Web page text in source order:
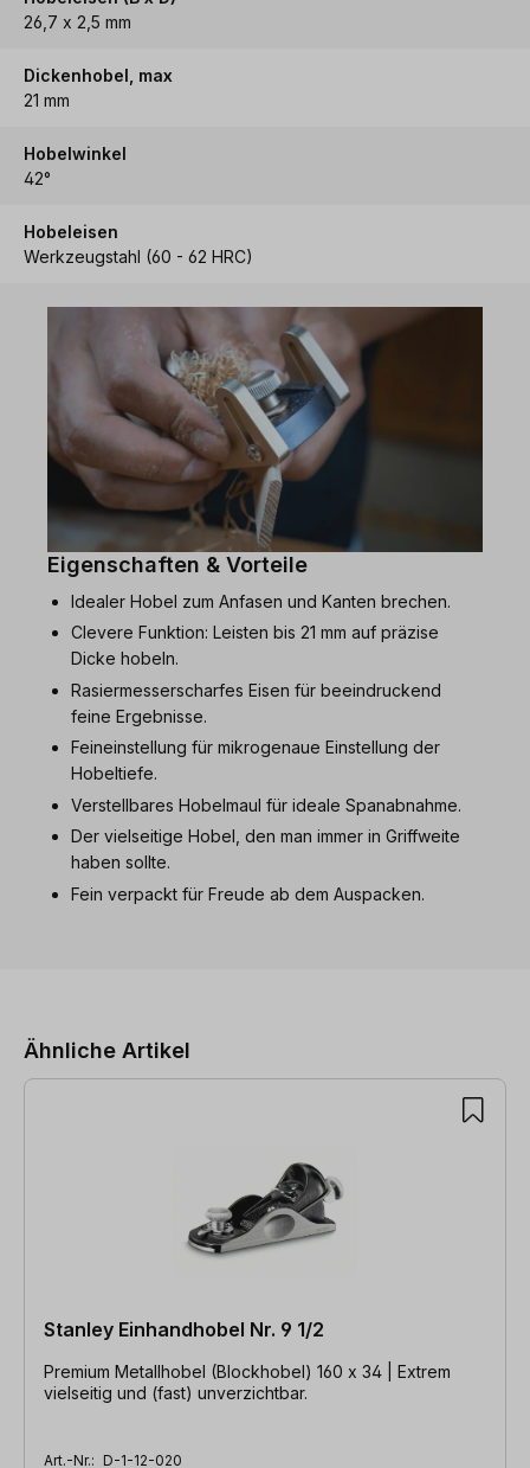
26,7 x 2,5 mm
Dickenhobel, max
21 mm
Hobelwinkel
42°
Hobeleisen
Werkzeugstahl (60 - 62 HRC)
Eigenschaften & Vorteile
Idealer Hobel zum Anfasen und Kanten brechen.
Clevere Funktion: Leisten bis 21 mm auf präzise
Dicke hobeln.
Rasiermesserscharfes Eisen für beeindruckend
feine Ergebnisse.
Feineinstellung für mikrogenaue Einstellung der
Hobeltiefe.
Verstellbares Hobelmaul für ideale Spanabnahme.
Der vielseitige Hobel, den man immer in Griffweite
haben sollte.
Fein verpackt für Freude ab dem Auspacken.
Ähnliche Artikel
Stanley Einhandhobel Nr. 9 1/2
Premium Metallhobel (Blockhobel) 160 x 34 | Extrem
vielseitig und (fast) unverzichtbar.
Art.-Nr.: D-1-12-020